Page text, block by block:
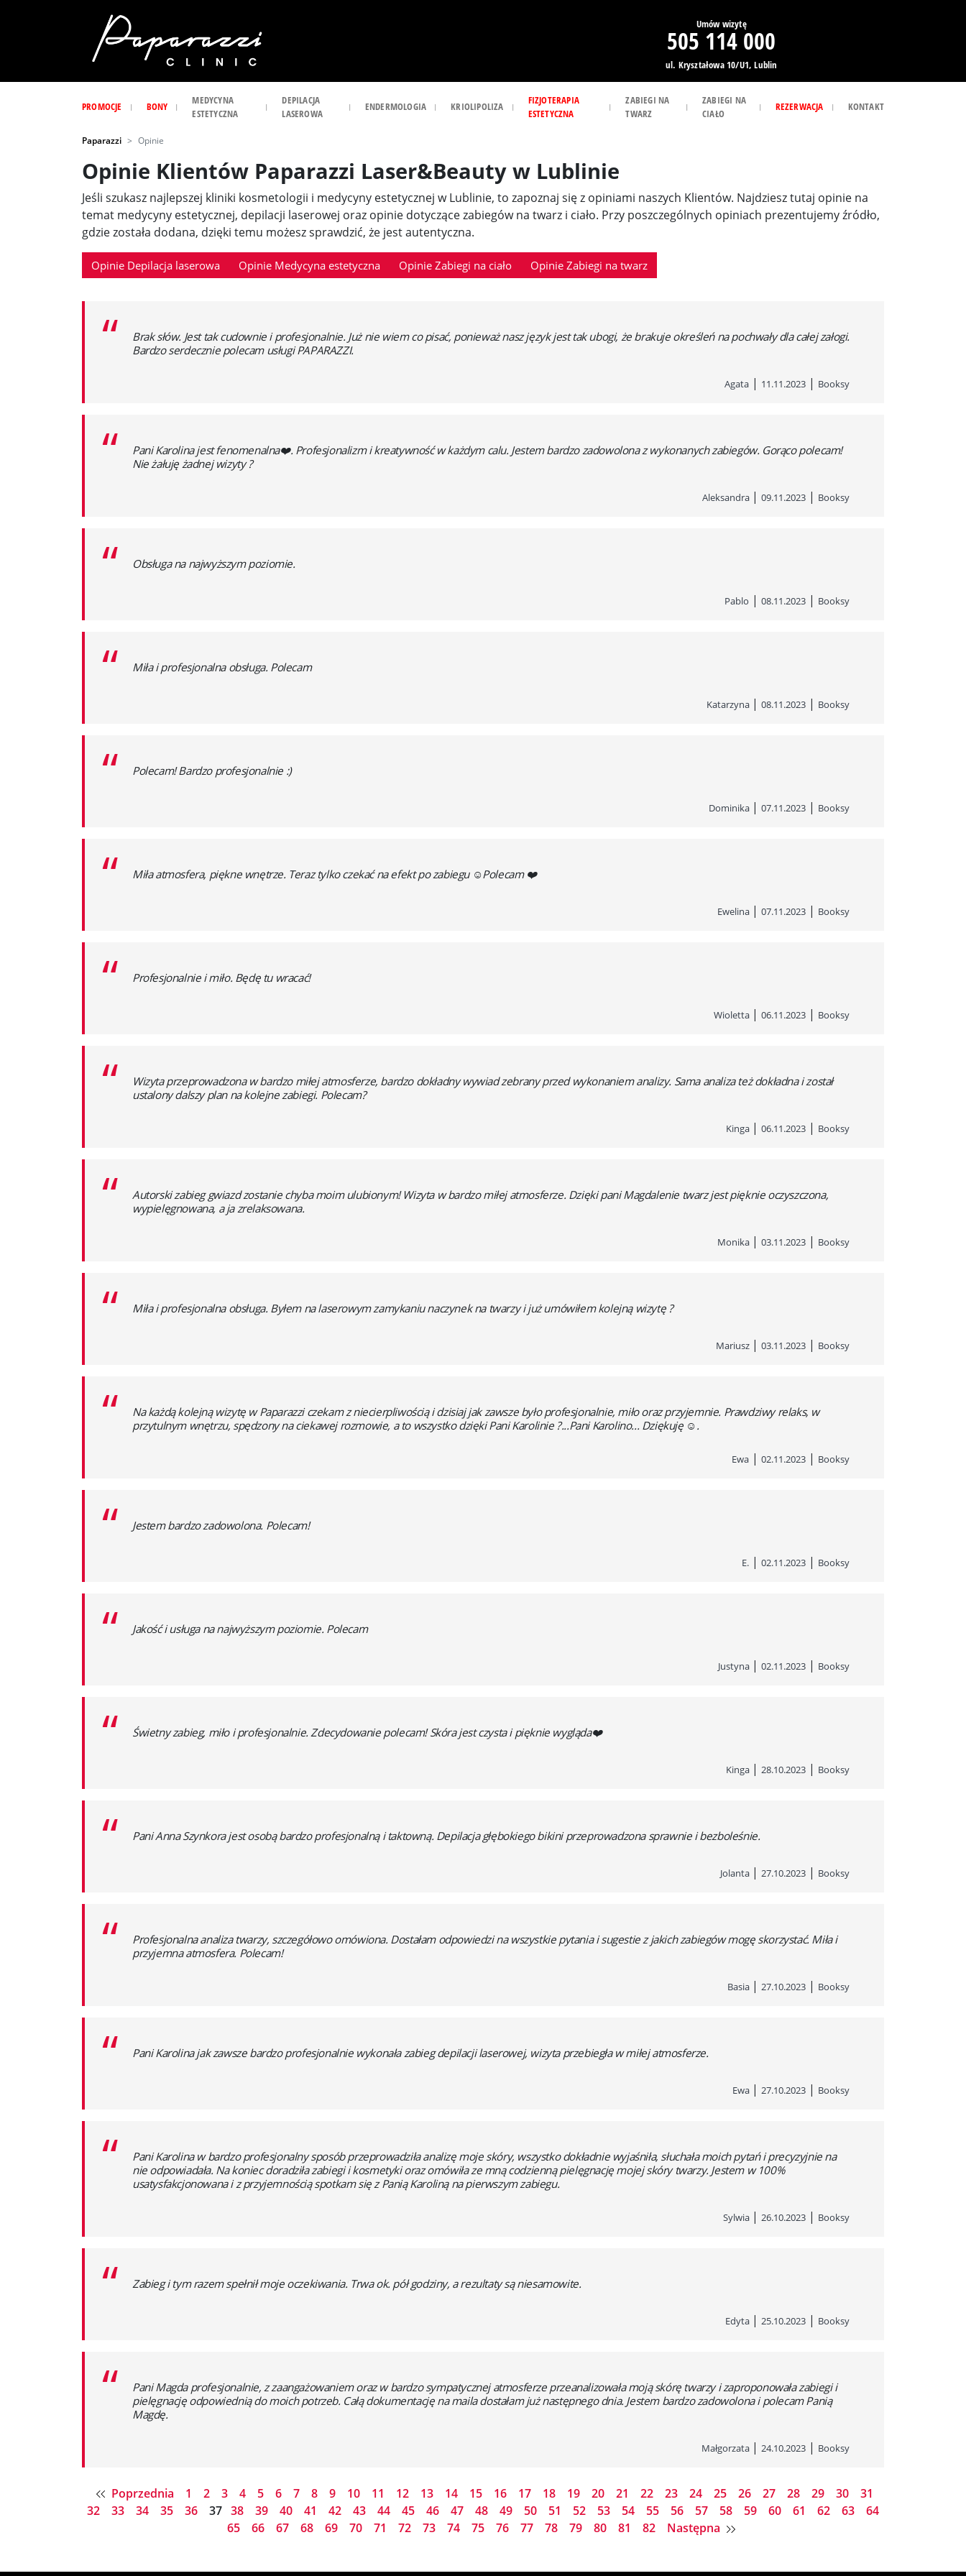
Umów wizytę
505 114 000
ul. Kryształowa 10/U1, Lublin
PROMOCJE BONY
MEDYCYNA
ESTETYCZNA
DEPILACJA
LASEROWA
ENDERMOLOGIA KRIOLIPOLIZA
FIZJOTERAPIA
ESTETYCZNA
ZABIEGI NA
TWARZ
ZABIEGI NA
CIAŁO
REZERWACJA KONTAKT
Paparazzi Opinie
Opinie Klientów Paparazzi Laser&Beauty w Lublinie
Jeśli szukasz najlepszej kliniki kosmetologii i medycyny estetycznej w Lublinie, to zapoznaj się z opiniami naszych Klientów. Najdziesz tutaj opinie na
temat medycyny estetycznej, depilacji laserowej oraz opinie dotyczące zabiegów na twarz i ciało. Przy poszczególnych opiniach prezentujemy źródło,
gdzie została dodana, dzięki temu możesz sprawdzić, że jest autentyczna.
Opinie Depilacja laserowa Opinie Medycyna estetyczna Opinie Zabiegi na ciało Opinie Zabiegi na twarz
“
Brak słów. Jest tak cudownie i profesjonalnie. Już nie wiem co pisać, ponieważ nasz język jest tak ubogi, że brakuje określeń na pochwały dla całej załogi.
Bardzo serdecznie polecam usługi PAPARAZZI.
Agata | 11.11.2023 | Booksy
“
Pani Karolina jest fenomenalna❤️. Profesjonalizm i kreatywność w każdym calu. Jestem bardzo zadowolona z wykonanych zabiegów. Gorąco polecam!
Nie żałuję żadnej wizyty ?
Aleksandra | 09.11.2023 | Booksy
“ Obsługa na najwyższym poziomie.
Pablo | 08.11.2023 | Booksy
“ Miła i profesjonalna obsługa. Polecam
Katarzyna | 08.11.2023 | Booksy
“ Polecam! Bardzo profesjonalnie :)
Dominika | 07.11.2023 | Booksy
“ Miła atmosfera, piękne wnętrze. Teraz tylko czekać na efekt po zabiegu ☺️Polecam ❤️
Ewelina | 07.11.2023 | Booksy
“ Profesjonalnie i miło. Będę tu wracać!
Wioletta | 06.11.2023 | Booksy
“
Wizyta przeprowadzona w bardzo miłej atmosferze, bardzo dokładny wywiad zebrany przed wykonaniem analizy. Sama analiza też dokładna i został
ustalony dalszy plan na kolejne zabiegi. Polecam?
Kinga | 06.11.2023 | Booksy
“
Autorski zabieg gwiazd zostanie chyba moim ulubionym! Wizyta w bardzo miłej atmosferze. Dzięki pani Magdalenie twarz jest pięknie oczyszczona,
wypielęgnowana, a ja zrelaksowana.
Monika | 03.11.2023 | Booksy
“ Miła i profesjonalna obsługa. Byłem na laserowym zamykaniu naczynek na twarzy i już umówiłem kolejną wizytę ?
Mariusz | 03.11.2023 | Booksy
“
Na każdą kolejną wizytę w Paparazzi czekam z niecierpliwością i dzisiaj jak zawsze było profesjonalnie, miło oraz przyjemnie. Prawdziwy relaks, w
przytulnym wnętrzu, spędzony na ciekawej rozmowie, a to wszystko dzięki Pani Karolinie ?...Pani Karolino... Dziękuję ☺️.
Ewa | 02.11.2023 | Booksy
“ Jestem bardzo zadowolona. Polecam!
E. | 02.11.2023 | Booksy
“ Jakość i usługa na najwyższym poziomie. Polecam
Justyna | 02.11.2023 | Booksy
“ Świetny zabieg, miło i profesjonalnie. Zdecydowanie polecam! Skóra jest czysta i pięknie wygląda❤️
Kinga | 28.10.2023 | Booksy
“ Pani Anna Szynkora jest osobą bardzo profesjonalną i taktowną. Depilacja głębokiego bikini przeprowadzona sprawnie i bezboleśnie.
Jolanta | 27.10.2023 | Booksy
“
Profesjonalna analiza twarzy, szczegółowo omówiona. Dostałam odpowiedzi na wszystkie pytania i sugestie z jakich zabiegów mogę skorzystać. Miła i
przyjemna atmosfera. Polecam!
Basia | 27.10.2023 | Booksy
“ Pani Karolina jak zawsze bardzo profesjonalnie wykonała zabieg depilacji laserowej, wizyta przebiegła w miłej atmosferze.
Ewa | 27.10.2023 | Booksy
“
Pani Karolina w bardzo profesjonalny sposób przeprowadziła analizę moje skóry, wszystko dokładnie wyjaśniła, słuchała moich pytań i precyzyjnie na
nie odpowiadała. Na koniec doradziła zabiegi i kosmetyki oraz omówiła ze mną codzienną pielęgnację mojej skóry twarzy. Jestem w 100%
usatysfakcjonowana i z przyjemnością spotkam się z Panią Karoliną na pierwszym zabiegu.
Sylwia | 26.10.2023 | Booksy
“ Zabieg i tym razem spełnił moje oczekiwania. Trwa ok. pół godziny, a rezultaty są niesamowite.
Edyta | 25.10.2023 | Booksy
“
Pani Magda profesjonalnie, z zaangażowaniem oraz w bardzo sympatycznej atmosferze przeanalizowała moją skórę twarzy i zaproponowała zabiegi i
pielęgnację odpowiednią do moich potrzeb. Całą dokumentację na maila dostałam już następnego dnia. Jestem bardzo zadowolona i polecam Panią
Magdę.
Małgorzata | 24.10.2023 | Booksy
Poprzednia 1 2 3 4 5 6 7 8 9 10 11 12 13 14 15 16 17 18 19 20 21 22 23 24 25 26 27 28 29 30
31
32
33 34 35 36 37 38 39 40 41 42 43 44 45 46 47 48 49 50 51 52 53 54 55 56 57 58 59 60 61 62 63
64
65
66 67 68 69 70 71 72 73 74 75 76 77 78 79 80 81 82 Następna